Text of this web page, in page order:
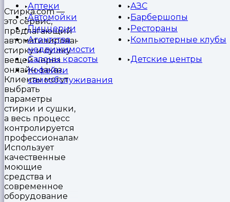
Аптеки
АЗС
Автомойки
Барбершопы
Пиццерии
Рестораны
Агентства
недвижимости
Компьютерные клубы
Салоны красоты
Детские центры
Кофейни
самообслуживания
Стирка.com —
это сервис,
предлагающий
автоматизированную
стирку и сушку
вещей через
онлайн-заказ.
Клиенты могут
выбрать
параметры
стирки и сушки,
а весь процесс
контролируется
профессионалами.
Использует
качественные
моющие
средства и
современное
оборудование